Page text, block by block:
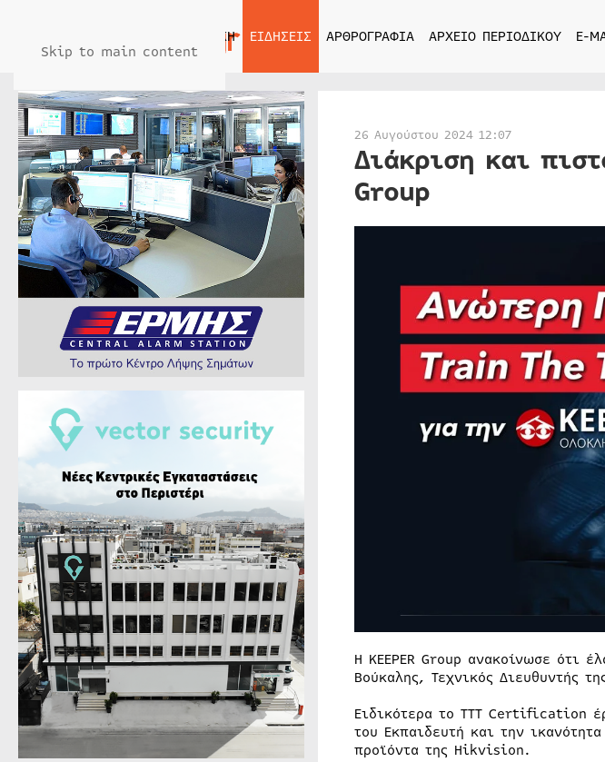
Skip to main content
ΑΡΧΙΚΗ ΕΙΔΗΣΕΙΣ ΑΡΘΡΟΓΡΑΦΙΑ ΑΡΧΕΙΟ ΠΕΡΙΟΔΙΚΟΥ E-
26 Αυγούστου 2024 12:07
Διάκριση και
Group
Η KEEPER Group ανακοίνωσε ότι
Βούκαλης, Τεχνικός Διευθυντής
Ειδικότερα το TTT Certification
του Εκπαιδευτή και την
προϊόντα της Hikvision.